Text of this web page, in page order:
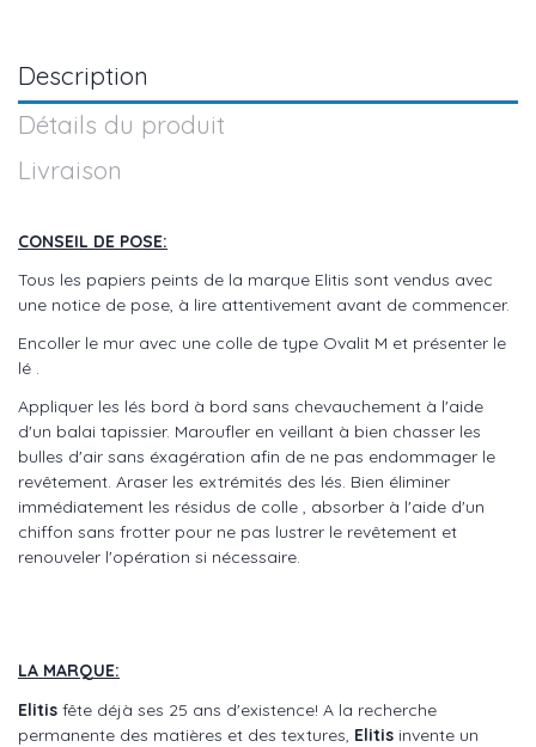
Description
Détails du produit
Livraison
CONSEIL DE POSE:
Tous les papiers peints de la marque Elitis sont vendus avec
une notice de pose, à lire attentivement avant de commencer.
Encoller le mur avec une colle de type Ovalit M et présenter le
lé .
Appliquer les lés bord à bord sans chevauchement à l'aide
d'un balai tapissier. Maroufler en veillant à bien chasser les
bulles d'air sans éxagération afin de ne pas endommager le
revêtement. Araser les extrémités des lés. Bien éliminer
immédiatement les résidus de colle , absorber à l'aide d'un
chiffon sans frotter pour ne pas lustrer le revêtement et
renouveler l'opération si nécessaire.
LA MARQUE:
Elitis fête déjà ses 25 ans d'existence! A la recherche
permanente des matières et des textures, Elitis invente un